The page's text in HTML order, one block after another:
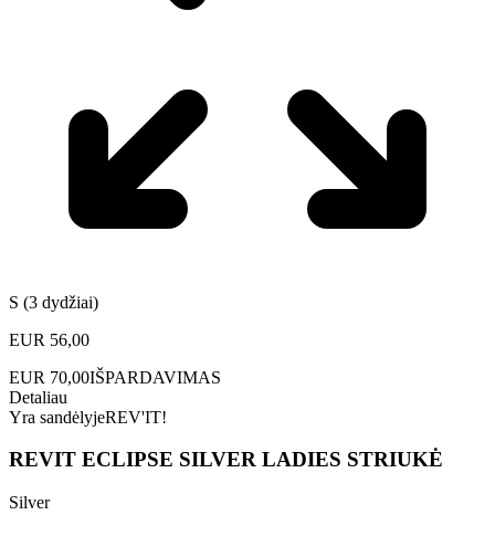
S (3 dydžiai)
EUR 56,00
EUR 70,00IŠPARDAVIMAS
Detaliau
Yra sandėlyjeREV'IT!
REVIT ECLIPSE SILVER LADIES STRIUKĖ
Silver